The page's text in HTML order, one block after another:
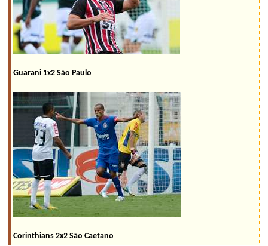
Guarani 1x2 São Paulo
Corinthians 2x2 São Caetano